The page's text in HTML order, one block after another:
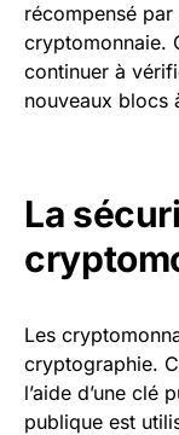
récompensé par
cryptomonnaie.
continuer à
nouveaux blocs
La
Les
cryptographie.
l’aide d’une clé
publique est